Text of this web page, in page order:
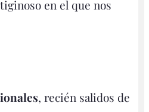
en el que nos
, recién salidos de